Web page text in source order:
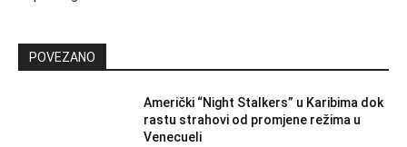
POVEZANO
Američki “Night Stalkers” u Karibima dok
rastu strahovi od promjene režima u
Venecueli